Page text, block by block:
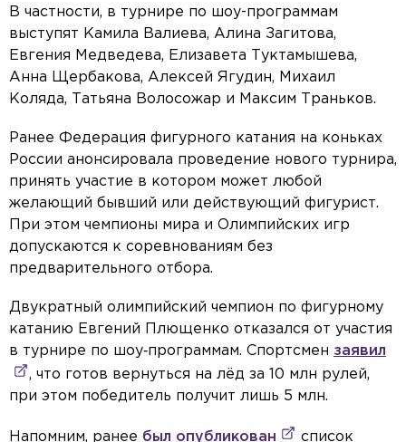
В частности, в турнире по шоу-программам
выступят Камила Валиева, Алина Загитова,
Евгения Медведева, Елизавета Туктамышева,
Анна Щербакова, Алексей Ягудин, Михаил
Коляда, Татьяна Волосожар и Максим Траньков.
Ранее Федерация фигурного катания на коньках
России анонсировала проведение нового турнира,
принять участие в котором может любой
желающий бывший или действующий фигурист.
При этом чемпионы мира и Олимпийских игр
допускаются к соревнованиям без
предварительного отбора.
Двукратный олимпийский чемпион по фигурному
катанию Евгений Плющенко отказался от участия
в турнире по шоу‑программам. Спортсмен заявил
, что готов вернуться на лёд за 10 млн рулей,
при этом победитель получит лишь 5 млн.
Напомним, ранее был опубликован
список